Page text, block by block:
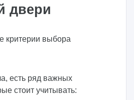
двери
есть ряд важных
стоит учитывать: